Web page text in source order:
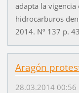
adapta la
hidrocarburos
2014. Nº 137 p.
Aragón
28.03.2014 00:56